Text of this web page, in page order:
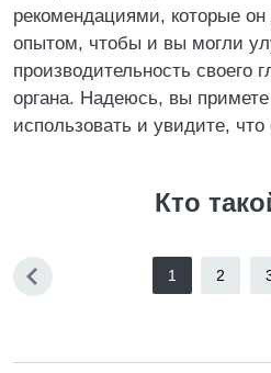
рекомендациями, которые
опытом, чтобы и вы могли
производительность своего
органа. Надеюсь, вы примете
использовать и увидите,
Кто
1 2